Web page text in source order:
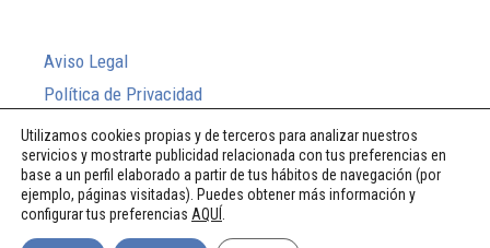
Aviso Legal
Política de Privacidad
Política de Cookies
Sistema Interno de Información
Utilizamos cookies propias y de terceros para analizar nuestros
servicios y mostrarte publicidad relacionada con tus preferencias en
base a un perfil elaborado a partir de tus hábitos de navegación (por
ejemplo, páginas visitadas). Puedes obtener más información y
configurar tus preferencias AQUÍ